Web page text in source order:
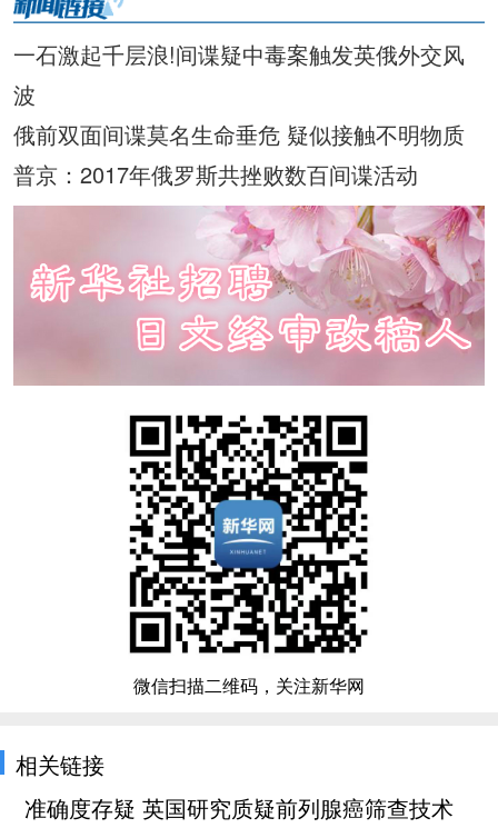
一石激起千层浪!间谍疑中毒案触发英俄外交风
波
俄前双面间谍莫名生命垂危 疑似接触不明物质
普京：2017年俄罗斯共挫败数百间谍活动
微信扫描二维码，关注新华网
相关链接
准确度存疑 英国研究质疑前列腺癌筛查技术